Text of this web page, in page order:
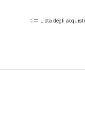
Lista degli acquisti